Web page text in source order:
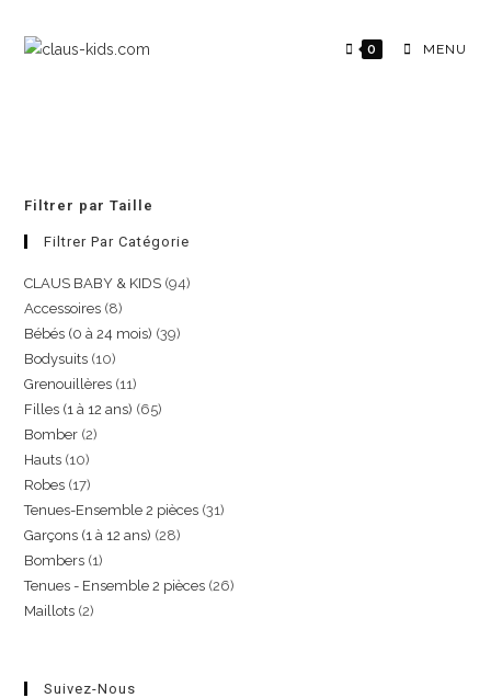
0 MENU
Filtrer par Taille
Filtrer Par Catégorie
CLAUS BABY & KIDS 94
Accessoires 8
Bébés (0 à 24 mois) 39
Bodysuits 10
Grenouillères 11
Filles (1 à 12 ans) 65
Bomber 2
Hauts 10
Robes 17
Tenues-Ensemble 2 pièces 31
Garçons (1 à 12 ans) 28
Bombers 1
Tenues - Ensemble 2 pièces 26
Maillots 2
Suivez-Nous